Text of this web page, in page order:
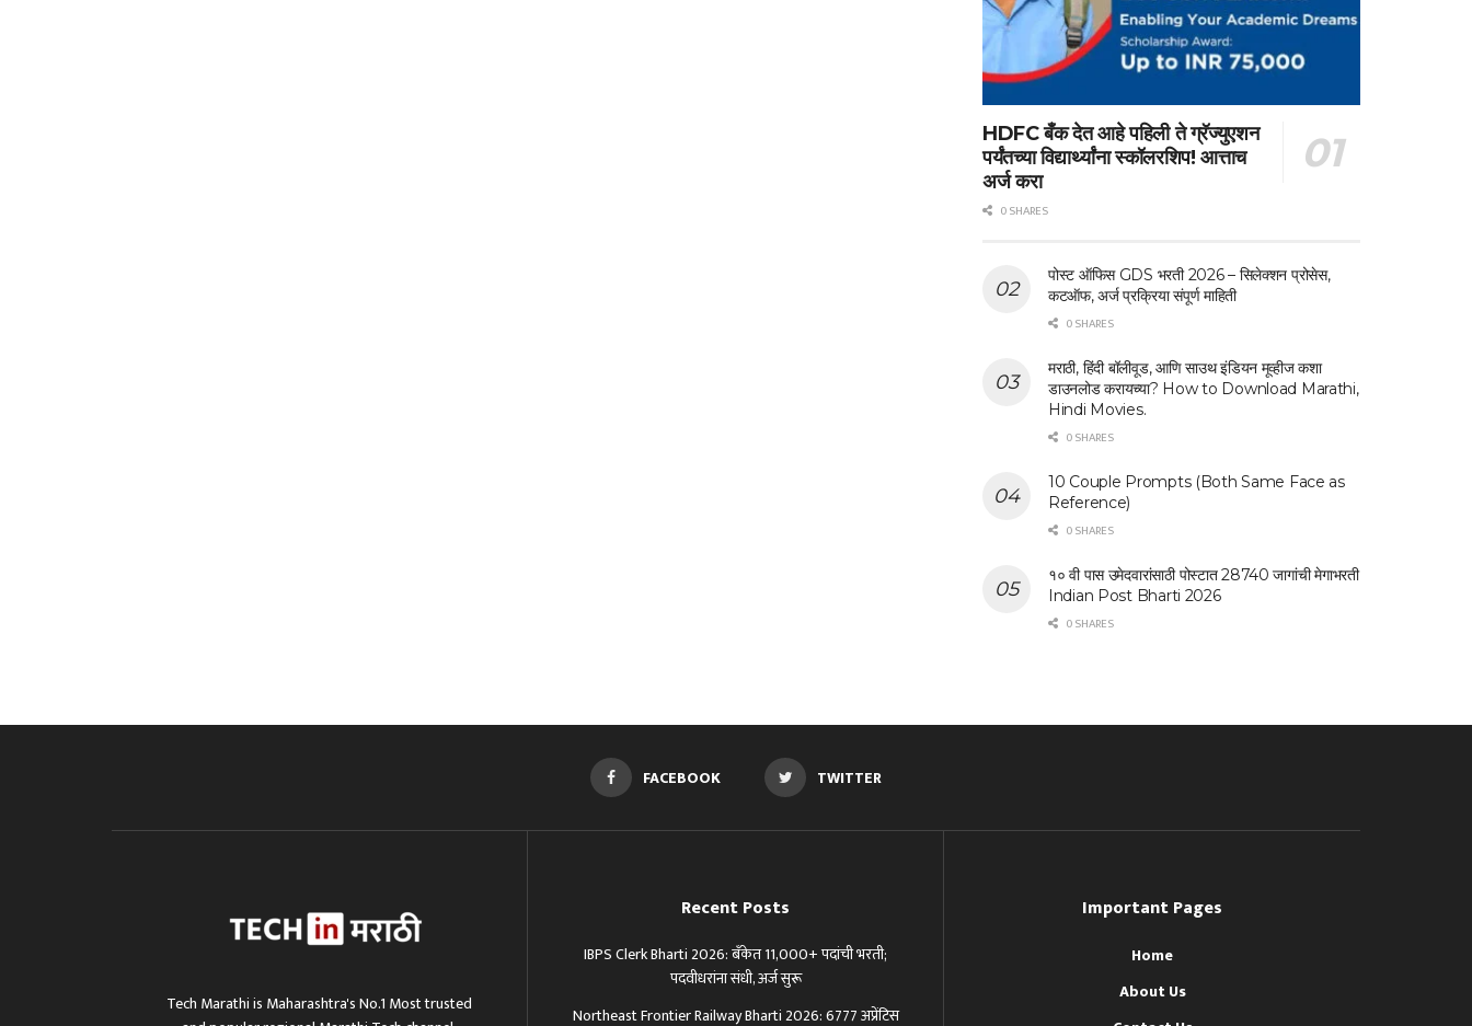
HDFC बँक देत आहे पहिली ते ग्रॅज्युएशन
पर्यंतच्या विद्यार्थ्यांना स्कॉलरशिप! आत्ताच
अर्ज करा
0 SHARES
पोस्ट ऑफिस GDS भरती 2026 – सिलेक्शन प्रोसेस,
कटऑफ, अर्ज प्रक्रिया संपूर्ण माहिती
0 SHARES
मराठी, हिंदी बॉलीवूड, आणि साउथ इंडियन मूव्हीज कशा
डाउनलोड करायच्या? How to Download Marathi,
Hindi Movies.
0 SHARES
10 Couple Prompts (Both Same Face as
Reference)
0 SHARES
१० वी पास उमेदवारांसाठी पोस्टात 28740 जागांची मेगाभरती
Indian Post Bharti 2026
0 SHARES
FACEBOOK TWITTER
Tech Marathi is Maharashtra's No.1 Most trusted
Recent Posts
IBPS Clerk Bharti 2026: बँकेत 11,000+ पदांची भरती;
पदवीधरांना संधी, अर्ज सुरू
Northeast Frontier Railway Bharti 2026: 6777 अप्रेंटिस
Important Pages
Home
About Us